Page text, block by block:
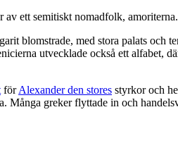
ett semitiskt nomadfolk, amoriterna.
blomstrade, med stora palats och
utvecklade också ett alfabet,
förAlexander den stores styrkor och
Många greker flyttade in och